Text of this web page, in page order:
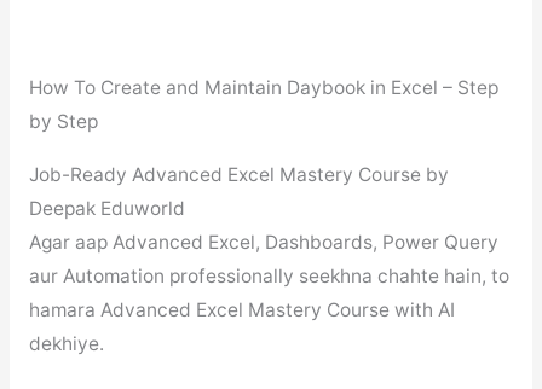
How To Create and Maintain Daybook in Excel – Step
by Step
Job-Ready Advanced Excel Mastery Course by
Deepak Eduworld
Agar aap Advanced Excel, Dashboards, Power Query
aur Automation professionally seekhna chahte hain, to
hamara Advanced Excel Mastery Course with AI
dekhiye.